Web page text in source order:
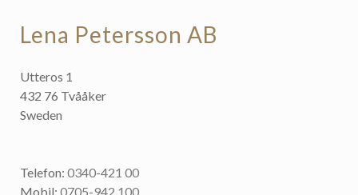
Lena Petersson AB
Utteros 1
432 76 Tvååker
Sweden
Telefon: 0340-421 00
Mobil: 0705-942 100